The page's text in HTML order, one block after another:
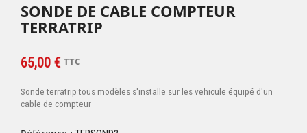
SONDE DE CABLE COMPTEUR
TERRATRIP
65,00 € TTC
Sonde terratrip tous modèles s'installe sur les vehicule équipé d'un
cable de compteur